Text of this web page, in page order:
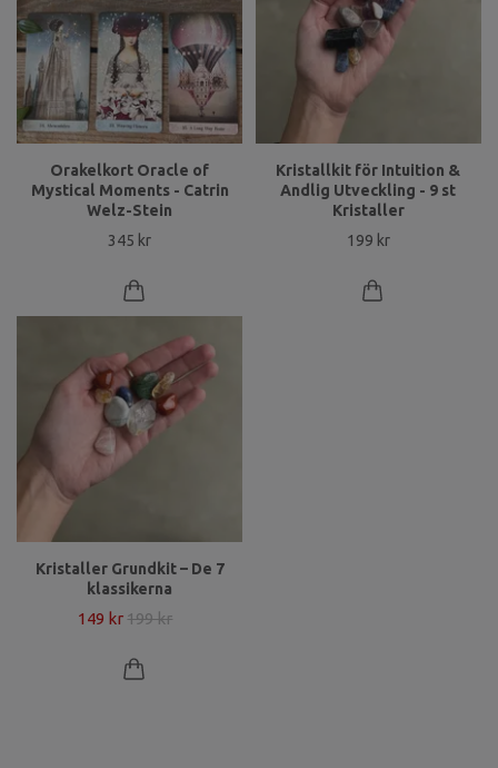
Orakelkort Oracle of
Mystical Moments - Catrin
Welz-Stein
345 kr
Kristallkit för Intuition &
Andlig Utveckling - 9 st
Kristaller
199 kr
Kristaller Grundkit – De 7
klassikerna
149 kr 199 kr